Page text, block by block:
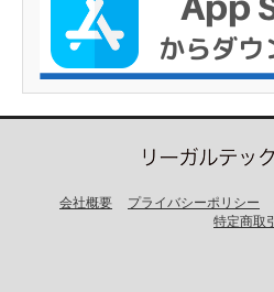
会社概要 プライバシーポリシー
特定商取引